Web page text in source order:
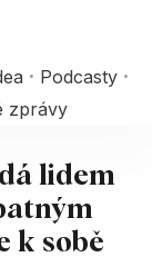
Podcasty
zprávy
lidem
k sobě